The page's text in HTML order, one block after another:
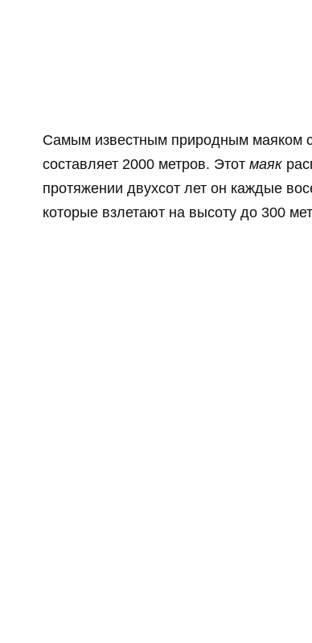
Самым известным природным маяком
составляет 2000 метров. Этот маяк
протяжении двухсот лет он каждые
которые взлетают на высоту до 300